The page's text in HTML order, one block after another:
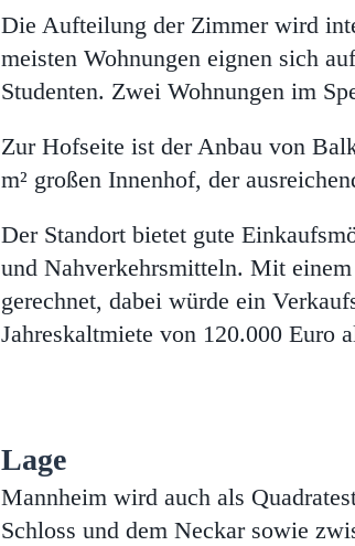
Die Aufteilung der Zimmer wird
meisten Wohnungen eignen sich
Studenten. Zwei Wohnungen im
Zur Hofseite ist der Anbau von
m² großen Innenhof, der
Der Standort bietet gute
und Nahverkehrsmitteln. Mit
gerechnet, dabei würde ein
Jahreskaltmiete von 120.000 Euro
Lage
Mannheim wird auch als
Schloss und dem Neckar sowie